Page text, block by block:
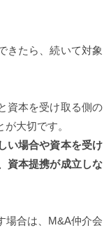
きたら、続いて対象
資本を受け取る側の
大切です。
い場合や資本を受け
資本提携が成立しな
場合は、M&A仲介会